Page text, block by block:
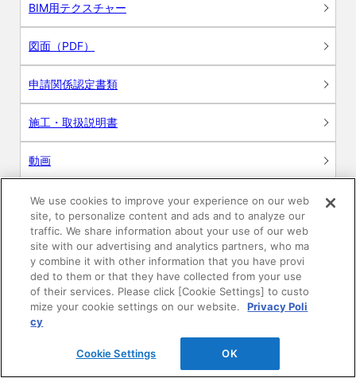
BIM用テクスチャー
図面（PDF）
申請関係認定書類
施工・取扱説明書
動画
シミュレーションツール
24時間換気システム〈エアスマート〉
簡易設計見積ソフト
R&Dセンター環境測定・分析サービス
商品マスター申し込み
We use cookies to improve your experience on our web
site, to personalize content and ads and to analyze our
traffic. We share information about your use of our web
site with our advertising and analytics partners, who ma
y combine it with other information that you have provi
ded to them or that they have collected from your use
of their services. Please click [Cookie Settings] to custo
mize your cookie settings on our website.
Privacy Poli
cy
Cookie Settings OK